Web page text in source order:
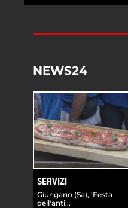
NEWS24
SERVIZI
Giungano (Sa), 'Festa
dell'anti...